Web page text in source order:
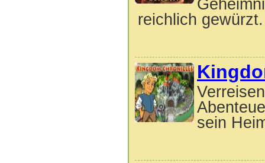
reichlich gewürzt.
sein